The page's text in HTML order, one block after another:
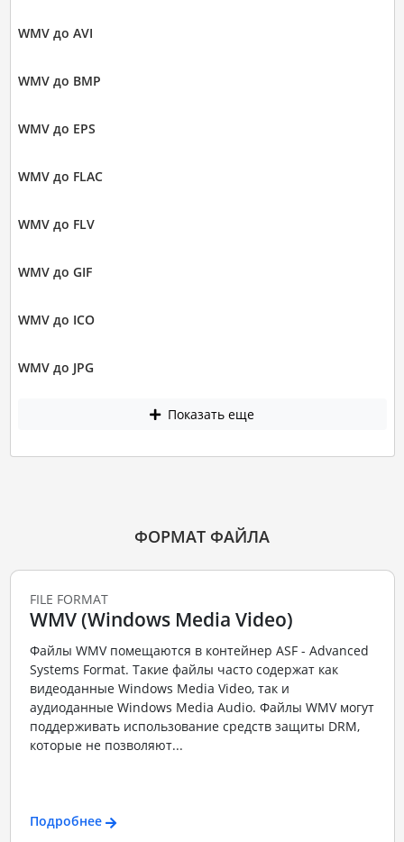
WMV до AVI
WMV до BMP
WMV до EPS
WMV до FLAC
WMV до FLV
WMV до GIF
WMV до ICO
WMV до JPG
Показать еще
ФОРМАТ ФАЙЛА
FILE FORMAT
WMV (Windows Media Video)
Файлы WMV помещаются в контейнер ASF - Advanced
Systems Format. Такие файлы часто содержат как
видеоданные Windows Media Video, так и
аудиоданные Windows Media Audio. Файлы WMV могут
поддерживать использование средств защиты DRM,
которые не позволяют...
Подробнее